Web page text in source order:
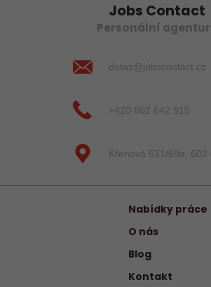
Jobs Contact
Personální
dotaz@jobscontact.cz
+420 602 642 915
Křenová 531/69a, 602
Nabídky práce
O nás
Blog
Kontakt